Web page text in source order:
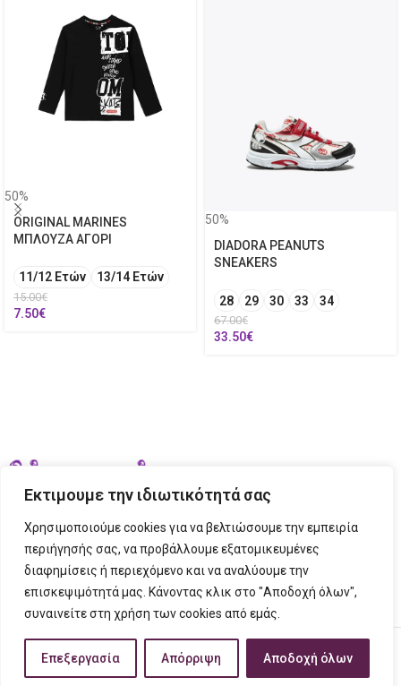
Εκτιμουμε την ιδιωτικότητά σας
Χρησιμοποιούμε cookies για να βελτιώσουμε την εμπειρία
περιήγησής σας, να προβάλλουμε εξατομικευμένες
διαφημίσεις ή περιεχόμενο και να αναλύουμε την
επισκεψιμότητά μας. Κάνοντας κλικ στο "Αποδοχή όλων",
συναινείτε στη χρήση των cookies από εμάς.
Επεξεργασία Απόρριψη Αποδοχή όλων
50%
ORIGINAL MARINES
ΜΠΛΟΥΖΑ ΑΓΟΡΙ
11/12 Ετών 13/14 Ετών
15.00€
7.50€
50%
DIADORA PEANUTS
SNEAKERS
28 29 30 33 34
67.00€
33.50€
ΣΤΟΙΧΕΙΑ ΕΠΙΚΟΙΝΩΝΙΑΣ
ΠΛΗΡΟΦΟΡΙΕΣ
FIGURINO 2023 CREATED BYTech PlaceCreative Ideas Creative Solutions.